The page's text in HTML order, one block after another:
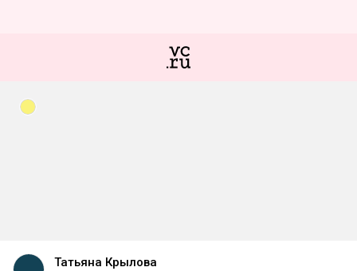
Татьяна Крылова